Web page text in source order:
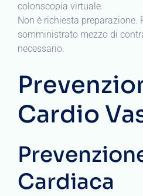
colonscopia virtuale.
Non è richiesta preparazione.
somministrato mezzo di
necessario.
Cardio
Cardiaca